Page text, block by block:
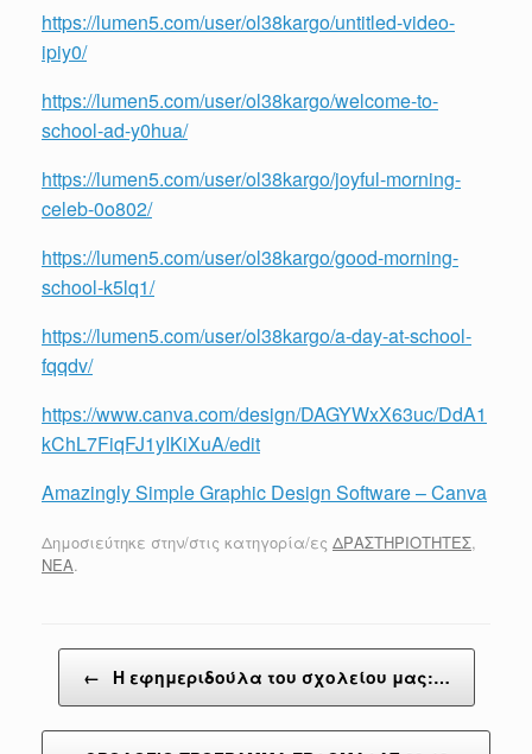
https://lumen5.com/user/ol38kargo/untitled-video-
ipiy0/
https://lumen5.com/user/ol38kargo/welcome-to-
school-ad-y0hua/
https://lumen5.com/user/ol38kargo/joyful-morning-
celeb-0o802/
https://lumen5.com/user/ol38kargo/good-morning-
school-k5lq1/
https://lumen5.com/user/ol38kargo/a-day-at-school-
fqqdv/
https://www.canva.com/design/DAGYWxX63uc/DdA1
kChL7FiqFJ1yIKiXuA/edit
Amazingly Simple Graphic Design Software – Canva
Δημοσιεύτηκε στην/στις κατηγορία/ες ΔΡΑΣΤΗΡΙΟΤΗΤΕΣ,
ΝΕΑ.
Post navigation
← Η εφημεριδούλα του σχολείου μας:…